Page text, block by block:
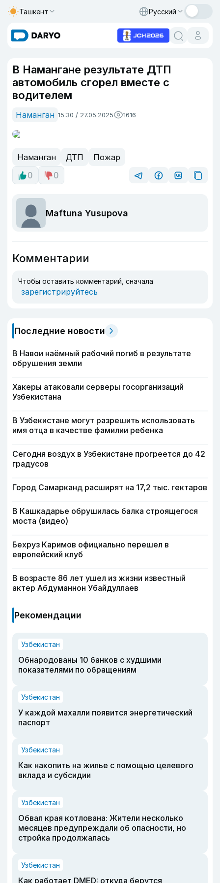
Ташкент Русский
В Намангане результате ДТП
автомобиль сгорел вместе с
водителем
Наманган 15:30 / 27.05.2025 1616
Наманган ДТП
Пожар
0
0
Maftuna Yusupova
Комментарии
Чтобы оставить комментарий, сначала
зарегистрируйтесь
Последние новости
В Навои наёмный рабочий погиб в результате
обрушения земли
Хакеры атаковали серверы госорганизаций
Узбекистана
В Узбекистане могут разрешить использовать
имя отца в качестве фамилии ребенка
Сегодня воздух в Узбекистане прогреется до 42
градусов
Город Самарканд расширят на 17,2 тыс. гектаров
В Кашкадарье обрушилась балка строящегося
моста (видео)
Бехруз Каримов официально перешел в
европейский клуб
В возрасте 86 лет ушел из жизни известный
актер Абдуманнон Убайдуллаев
Рекомендации
Узбекистан
Обнародованы 10 банков с худшими
показателями по обращениям
Узбекистан
У каждой махалли появится энергетический
паспорт
Узбекистан
Как накопить на жилье с помощью целевого
вклада и субсидии
Узбекистан
Обвал края котлована: Жители несколько
месяцев предупреждали об опасности, но
стройка продолжалась
Узбекистан
Как работает DMED: откуда берутся